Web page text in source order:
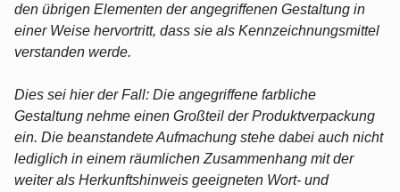
den übrigen Elementen der angegriffenen Gestaltung in
einer Weise hervortritt, dass sie als Kennzeichnungsmittel
verstanden werde.
Dies sei hier der Fall: Die angegriffene farbliche
Gestaltung nehme einen Großteil der Produktverpackung
ein. Die beanstandete Aufmachung stehe dabei auch nicht
lediglich in einem räumlichen Zusammenhang mit der
weiter als Herkunftshinweis geeigneten Wort- und